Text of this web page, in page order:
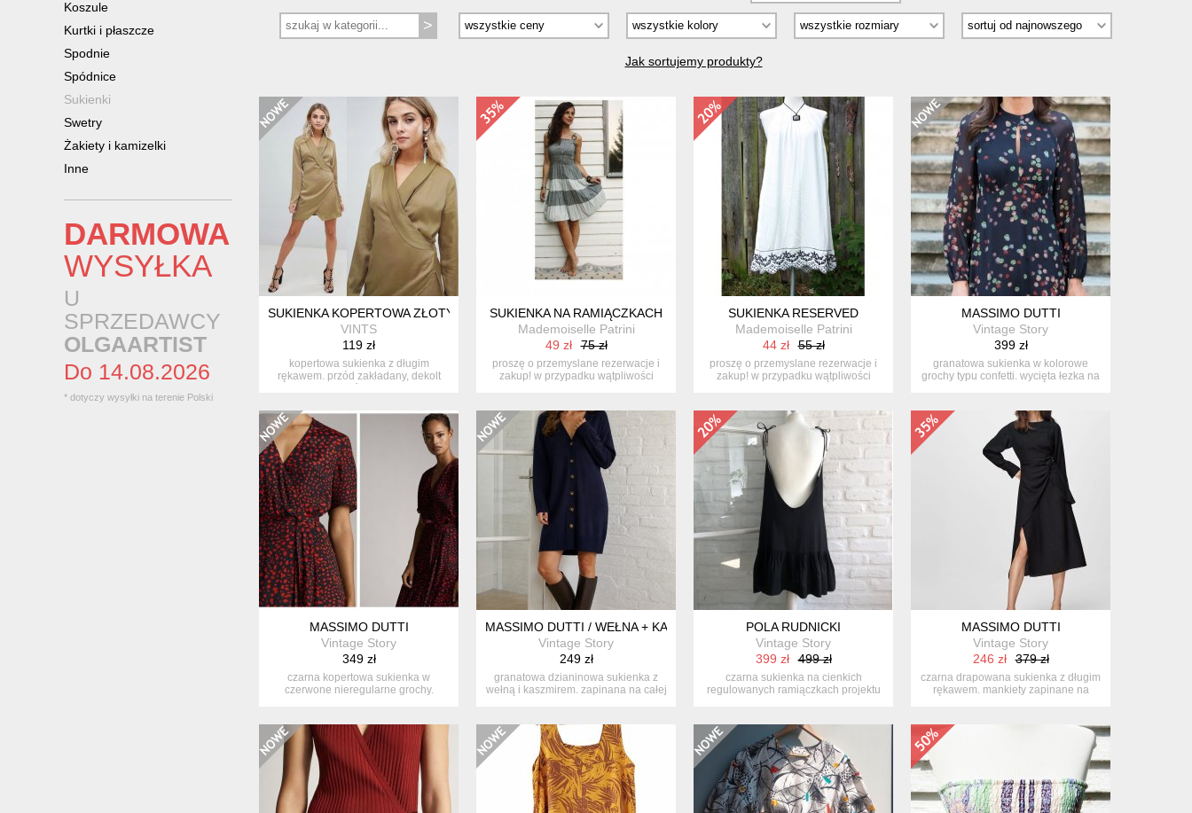
Koszule
Kurtki i płaszcze
Spodnie
Spódnice
Sukienki
Swetry
Żakiety i kamizelki
Inne
DARMOWA
WYSYŁKA
U
SPRZEDAWCY
OLGAARTIST
Do 14.08.2026
* dotyczy wysyłki na terenie Polski
Jak sortujemy produkty?
SUKIENKA KOPERTOWA ZŁOTY KHAKI 40 L HO170
VINTS
119 zł
kopertowa sukienka z długim
rękawem. przód zakładany, dekolt
wykończon...
SUKIENKA NA RAMIĄCZKACH
Mademoiselle Patrini
49 zł
75 zł
proszę o przemyslane rezerwacje i
zakup! w przypadku wątpliwości
SUKIENKA RESERVED
Mademoiselle Patrini
44 zł
55 zł
proszę o przemyslane rezerwacje i
zakup! w przypadku wątpliwości
MASSIMO DUTTI
Vintage Story
399 zł
granatowa sukienka w kolorowe
grochy typu confetti. wycięta łezka na
MASSIMO DUTTI
Vintage Story
349 zł
czarna kopertowa sukienka w
czerwone nieregularne grochy.
MASSIMO DUTTI / WEŁNA + KASZMIR
Vintage Story
249 zł
granatowa dzianinowa sukienka z
wełną i kaszmirem. zapinana na całej
POLA RUDNICKI
Vintage Story
399 zł
499 zł
czarna sukienka na cienkich
regulowanych ramiączkach projektu
MASSIMO DUTTI
Vintage Story
246 zł
379 zł
czarna drapowana sukienka z długim
rękawem. mankiety zapinane na